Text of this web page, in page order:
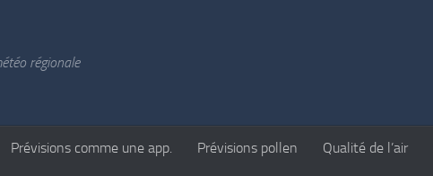
régionale
Prévisions comme une app. Prévisions pollen Qualité de l’air